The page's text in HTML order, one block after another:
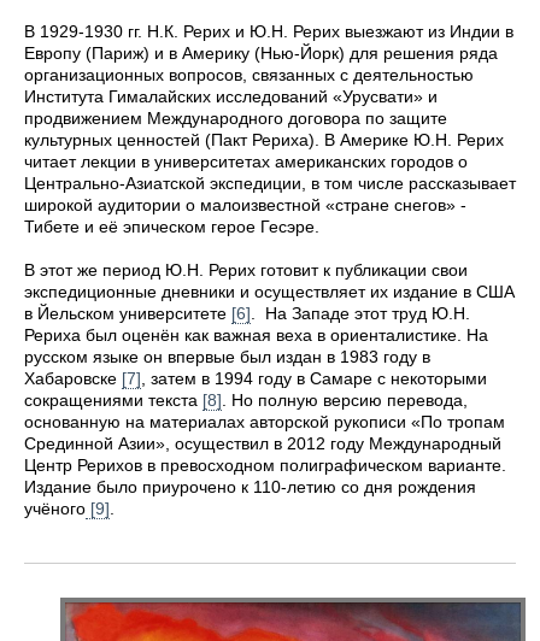
В 1929-1930 гг. Н.К. Рерих и Ю.Н. Рерих выезжают из Индии в
Европу (Париж) и в Америку (Нью-Йорк) для решения ряда
организационных вопросов, связанных с деятельностью
Института Гималайских исследований «Урусвати» и
продвижением Международного договора по защите
культурных ценностей (Пакт Рериха). В Америке Ю.Н. Рерих
читает лекции в университетах американских городов о
Центрально-Азиатской экспедиции, в том числе рассказывает
широкой аудитории о малоизвестной «стране снегов» -
Тибете и её эпическом герое Гесэре.
В этот же период Ю.Н. Рерих готовит к публикации свои
экспедиционные дневники и осуществляет их издание в США
в Йельском университете [6]. На Западе этот труд Ю.Н.
Рериха был оценён как важная веха в ориенталистике. На
русском языке он впервые был издан в 1983 году в
Хабаровске [7], затем в 1994 году в Самаре с некоторыми
сокращениями текста [8]. Но полную версию перевода,
основанную на материалах авторской рукописи «По тропам
Срединной Азии», осуществил в 2012 году Международный
Центр Рерихов в превосходном полиграфическом варианте.
Издание было приурочено к 110-летию со дня рождения
учёного [9].